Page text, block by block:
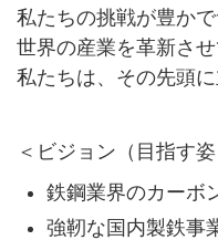
私たちの挑戦が豊か
世界の産業を革新させ
私たちは、その先頭
＜ビジョン（目指す姿
鉄鋼業界のカーボ
強靭な国内製鉄事